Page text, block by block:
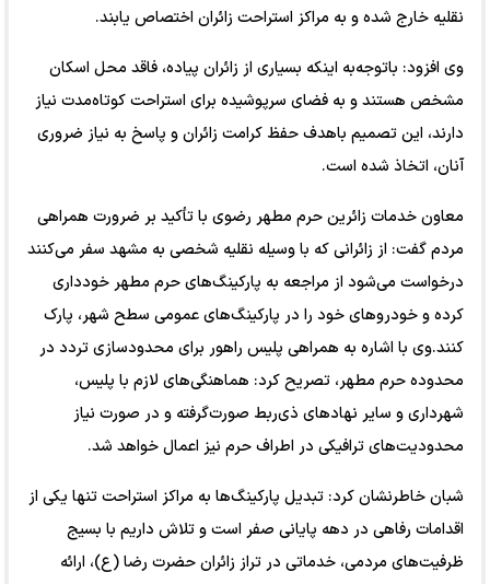
نقلیه خارج شده و به مراکز استراحت زائران اختصاص یابند.
وی افزود: باتوجه‌به اینکه بسیاری از زائران پیاده، فاقد محل اسکان
مشخص هستند و به فضای سرپوشیده برای استراحت کوتاه‌مدت نیاز
دارند، این تصمیم باهدف حفظ کرامت زائران و پاسخ به نیاز ضروری
آنان، اتخاذ شده است.
معاون خدمات زائرین حرم مطهر رضوی با تأکید بر ضرورت همراهی
مردم گفت: از زائرانی که با وسیله نقلیه شخصی به مشهد سفر می‌کنند
درخواست می‌شود از مراجعه به پارکینگ‌های حرم مطهر خودداری
کرده و خودروهای خود را در پارکینگ‌های عمومی سطح شهر، پارک
کنند.وی با اشاره به همراهی پلیس راهور برای محدودسازی تردد در
محدوده حرم مطهر، تصریح کرد: هماهنگی‌های لازم با پلیس،
شهرداری و سایر نهادهای ذی‌ربط صورت‌گرفته و در صورت نیاز
محدودیت‌های ترافیکی در اطراف حرم نیز اعمال خواهد شد.
شبان خاطرنشان کرد: تبدیل پارکینگ‌ها به مراکز استراحت تنها یکی از
اقدامات رفاهی در دهه پایانی صفر است و تلاش داریم با بسیج
ظرفیت‌های مردمی، خدماتی در تراز زائران حضرت رضا (ع)، ارائه